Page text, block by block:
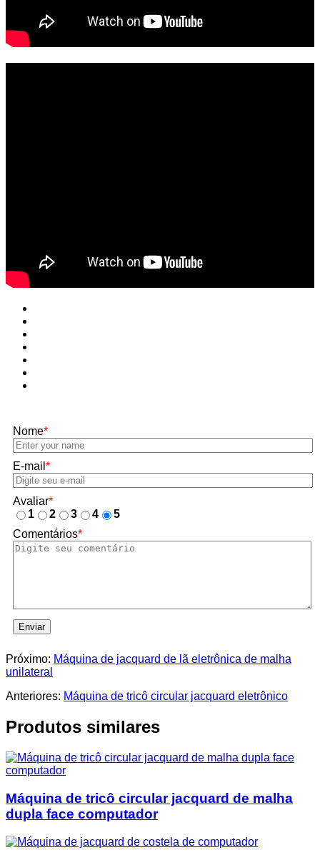
Nome*
E-mail *
Avaliar*
1
2 3 4
5
Comentários*
Enviar
Próximo: Máquina de jacquard de lã eletrônica de malha
unilateral
Anteriores: Máquina de tricô circular jacquard eletrônico
Produtos similares
Máquina de tricô circular jacquard de malha
dupla face computador